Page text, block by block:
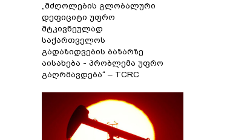
„მძღოლების გლობალური
დეფიციტი უფრო
მტკივნეულად
საქართველოს
გადაზიდვების ბაზარზე
აისახება - პრობლემა უფრო
გაღრმავდება“ – TCRC